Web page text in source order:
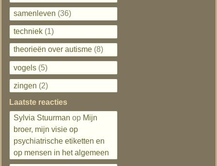
samenleven (36)
techniek (1)
theorieën over autisme (8)
vogels (5)
zingen (2)
Laatste reacties
Sylvia Stuurman op Mijn
broer, mijn visie op
psychiatrische etiketten en
op mensen in het algemeen